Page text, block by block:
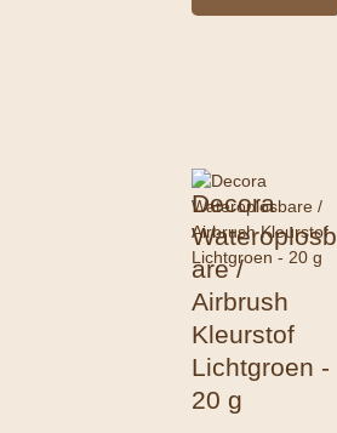
Decora
Wateroplosb
are /
Airbrush
Kleurstof
Lichtgroen -
20 g